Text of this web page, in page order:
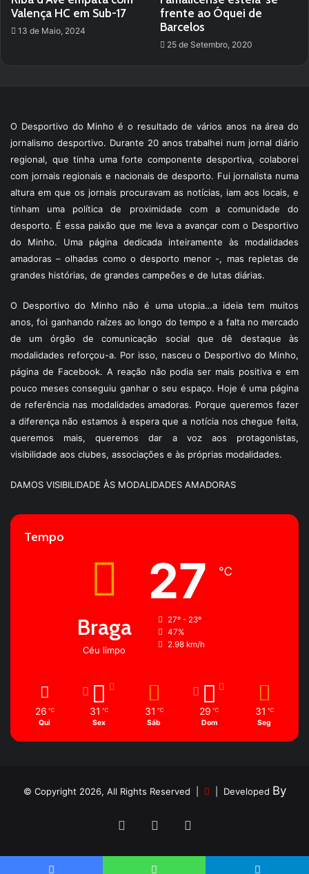
Valença HC em Sub-17
13 de Maio, 2024
frente ao Óquei de
Barcelos
25 de Setembro, 2020
O Desportivo do Minho é o resultado de vários anos na área do
jornalismo desportivo. Durante 20 anos trabalhei num jornal diário
regional, que tinha uma forte componente desportiva, colaborei
com jornais regionais e nacionais de desporto. Fui jornalista numa
altura em que os jornais procuravam as notícias, iam aos locais, e
tinham uma política de proximidade com a comunidade do
desporto. É essa paixão que me leva a avançar com o Desportivo
do Minho. Uma página dedicada inteiramente às modalidades
amadoras – olhadas como o desporto menor -, mas repletas de
grandes histórias, de grandes campeões e de lutas diárias.
O Desportivo do Minho não é uma utopia…a ideia tem muitos
anos, foi ganhando raízes ao longo do tempo e a falta no mercado
de um órgão de comunicação social que dê destaque às
modalidades reforçou-a. Por isso, nasceu o Desportivo do Minho,
página de Facebook. A reação não podia ser mais positiva e em
pouco meses conseguiu ganhar o seu espaço. Hoje é uma página
de referência nas modalidades amadoras. Porque queremos fazer
a diferença não estamos à espera que a notícia nos chegue feita,
queremos mais, queremos dar a voz aos protagonistas,
visibilidade aos clubes, associações e às próprias modalidades.
DAMOS VISIBILIDADE ÀS MODALIDADES AMADORAS
Tempo
Braga
Céu limpo
27 ℃
27º - 23º
47%
2.98 km/h
26 ℃
Qui
31 ℃
Sex
31 ℃
Sáb
29 ℃
Dom
31 ℃
Seg
© Copyright 2026, All Rights Reserved | | Developed By
FacebookYouTube